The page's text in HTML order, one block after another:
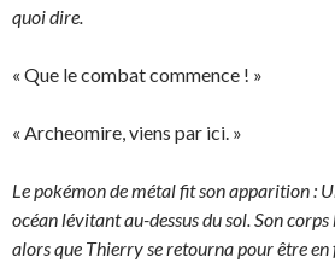
quoi dire.
« Que le combat commence ! »
« Archeomire, viens par ici. »
Le pokémon de métal fit son apparition :
océan lévitant au-dessus du sol. Son
alors que Thierry se retourna pour être en